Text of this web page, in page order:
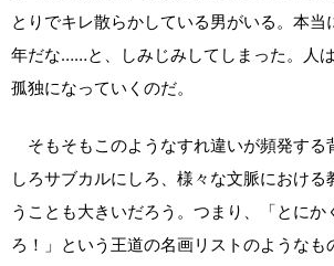
とりでキレ散らかしている男がいる。本当
年だな……と、しみじみしてしまった。人
孤独になっていくのだ。
そもそもこのようなすれ違いが頻発する
しろサブカルにしろ、様々な文脈における
うことも大きいだろう。つまり、「とにか
ろ！」という王道の名画リストのようなも